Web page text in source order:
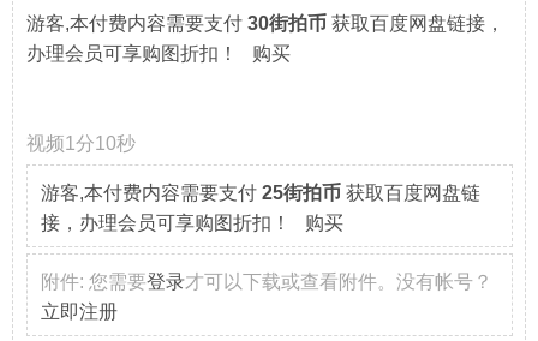
游客,本付费内容需要支付 30街拍币 获取百度网盘链接，
办理会员可享购图折扣！ 购买
视频1分10秒
游客,本付费内容需要支付 25街拍币 获取百度网盘链
接，办理会员可享购图折扣！ 购买
附件: 您需要登录才可以下载或查看附件。没有帐号？
立即注册